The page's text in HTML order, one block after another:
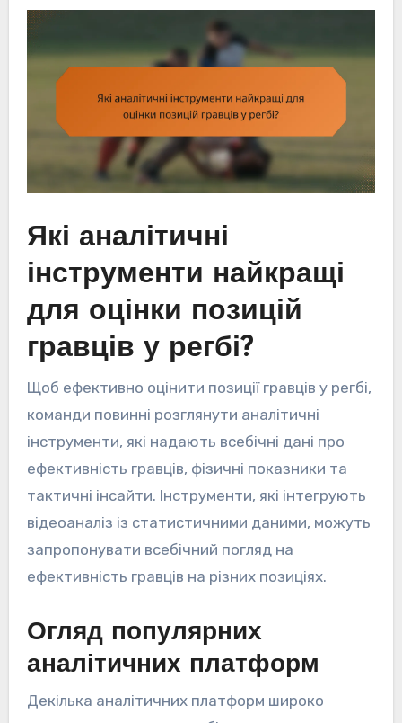
Які аналітичні
інструменти найкращі
для оцінки позицій
гравців у регбі?
Щоб ефективно оцінити позиції гравців у регбі,
команди повинні розглянути аналітичні
інструменти, які надають всебічні дані про
ефективність гравців, фізичні показники та
тактичні інсайти. Інструменти, які інтегрують
відеоаналіз із статистичними даними, можуть
запропонувати всебічний погляд на
ефективність гравців на різних позиціях.
Огляд популярних
аналітичних платформ
Декілька аналітичних платформ широко